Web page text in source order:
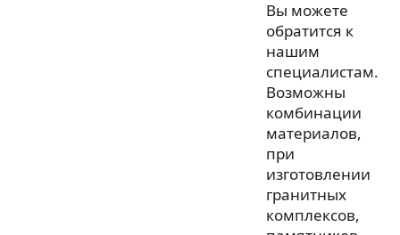
Вы можете
обратится к
нашим
специалистам.
Возможны
комбинации
материалов,
при
изготовлении
гранитных
комплексов,